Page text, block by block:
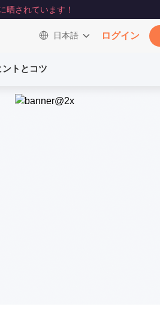
晒されています！
日本語 ログイン
ントとコツ